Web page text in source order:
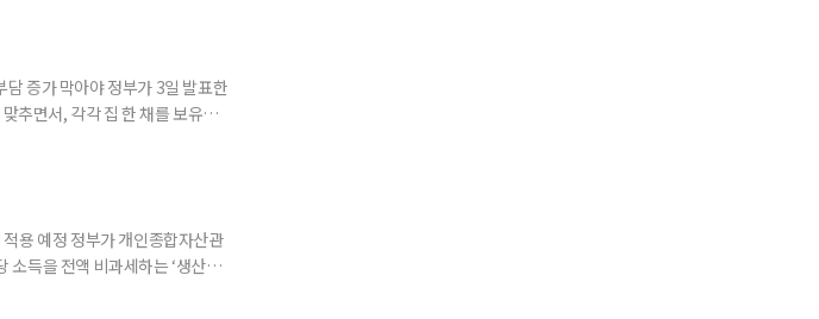
장기화한 데 따른 것이다. 기존에
증가 막아야 정부가 3일 발표한
추면서, 각각 집 한 채를 보유한
이혼해 주거와 생계를 분
용 예정 정부가 개인종합자산관
소득을 전액 비과세하는 ‘생산적